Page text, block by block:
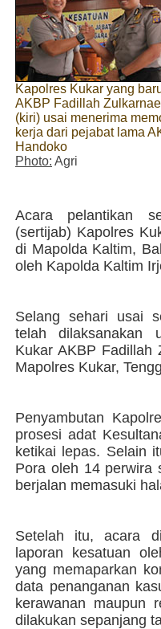
Kapolres Kukar yang
AKBP Fadillah
(kiri) usai menerima
kerja dari pejabat lama
Handoko
Photo: Agri
Acara pelantikan
(sertijab) Kapolres
di Mapolda Kaltim,
oleh Kapolda Kaltim
Selang sehari usai
telah dilaksanakan
Kukar AKBP Fadillah
Mapolres Kukar,
Penyambutan
prosesi adat
ketikai lepas. Selain
Pora oleh 14 perwira
berjalan memasuki
Setelah itu, acara
laporan kesatuan
yang memaparkan
data penanganan
kerawanan maupun
dilakukan sepanjang